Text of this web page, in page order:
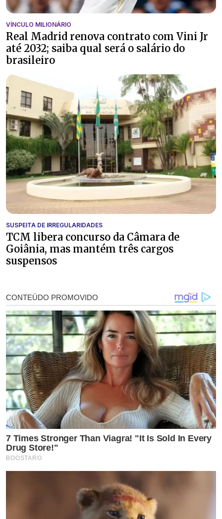
VÍNCULO MILIONÁRIO
Real Madrid renova contrato com Vini Jr
até 2032; saiba qual será o salário do
brasileiro
SUSPEITA DE IRREGULARIDADES
TCM libera concurso da Câmara de
Goiânia, mas mantém três cargos
suspensos